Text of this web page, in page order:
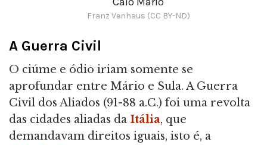
Franz Venhaus (CC BY-ND)
A Guerra Civil
O ciúme e ódio iriam somente se
aprofundar entre Mário e Sula. A Guerra
Civil dos Aliados (91-88 a.C.) foi uma revolta
das cidades aliadas da Itália, que
demandavam direitos iguais, isto é, a